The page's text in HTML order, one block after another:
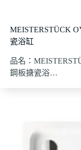
MEISTERSTÜCK
瓷浴缸
品名：
鋼板搪瓷浴…